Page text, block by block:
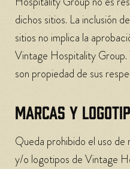
dichos sitios. La inclusión
sitios no implica la
Vintage Hospitality Group.
son propiedad de sus
MARCAS Y
Queda prohibido el uso de
y/o logotipos de Vintage